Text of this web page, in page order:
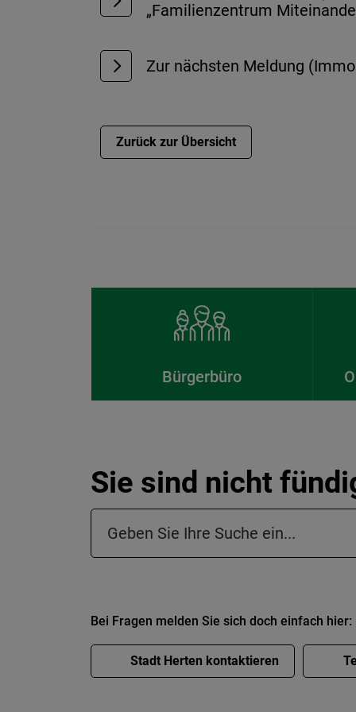
„Familienzentrum
Zur nächsten Meldung
Zurück zur Übersicht
Bürgerbüro
Sie sind nicht
Suchfeld in der Fußzeile
Bei Fragen melden Sie sich doch einfach hier:
Stadt Herten kontaktieren